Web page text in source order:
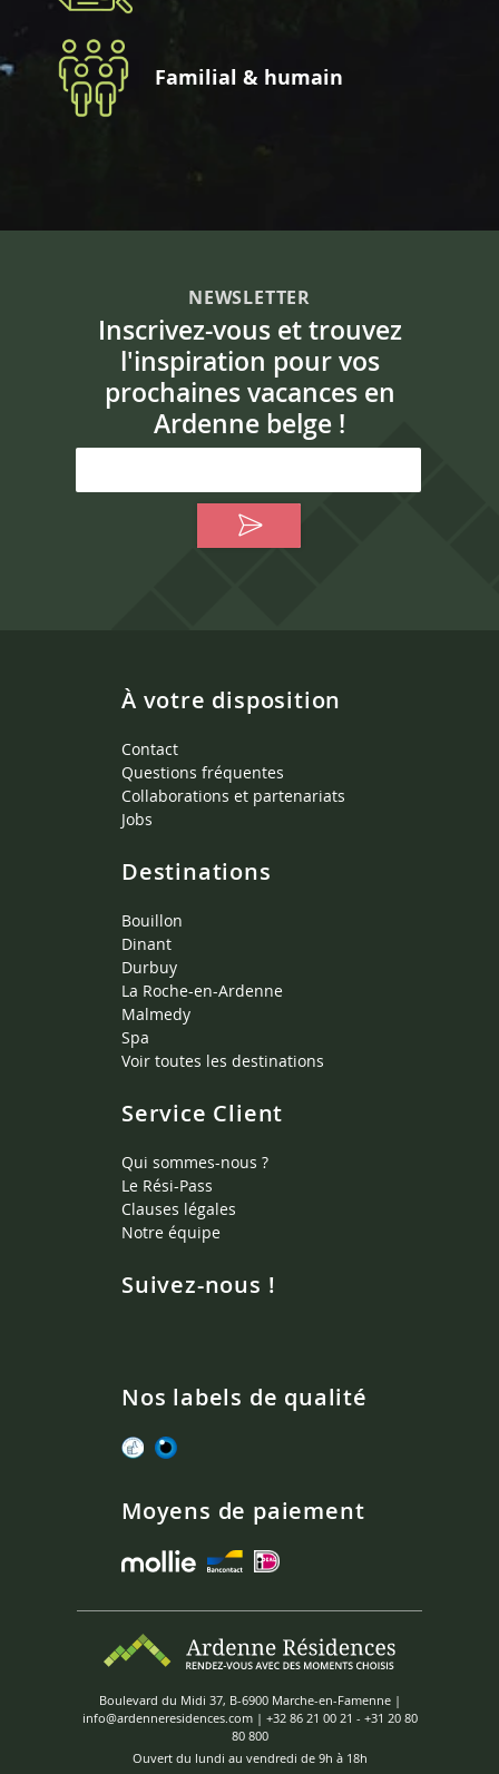
Familial & humain
NEWSLETTER
Inscrivez-vous et trouvez
l'inspiration pour vos
prochaines vacances en
Ardenne belge !
À votre disposition
Contact
Questions fréquentes
Collaborations et partenariats
Jobs
Destinations
Bouillon
Dinant
Durbuy
La Roche-en-Ardenne
Malmedy
Spa
Voir toutes les destinations
Service Client
Qui sommes-nous ?
Le Rési-Pass
Clauses légales
Notre équipe
Suivez-nous !
Nos labels de qualité
Moyens de paiement
Boulevard du Midi 37, B-6900 Marche-en-Famenne |
info@ardenneresidences.com| +32 86 21 00 21 - +31 20 80
80 800
Ouvert du lundi au vendredi de 9h à 18h